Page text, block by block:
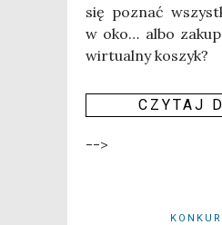
się poznać
w oko… albo
wir­tu­al­ny koszyk?
CZY­TAJ
-->